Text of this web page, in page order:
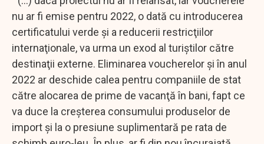
nu ar fi emise pentru 2022, o dată cu introducerea
certificatului verde şi a reducerii restricţiilor
internaţionale, va urma un exod al turiştilor către
destinaţii externe. Eliminarea voucherelor şi în anul
2022 ar deschide calea pentru companiile de stat
către alocarea de prime de vacanţă în bani, fapt ce
va duce la creşterea consumului produselor de
import şi la o presiune suplimentară pe rata de